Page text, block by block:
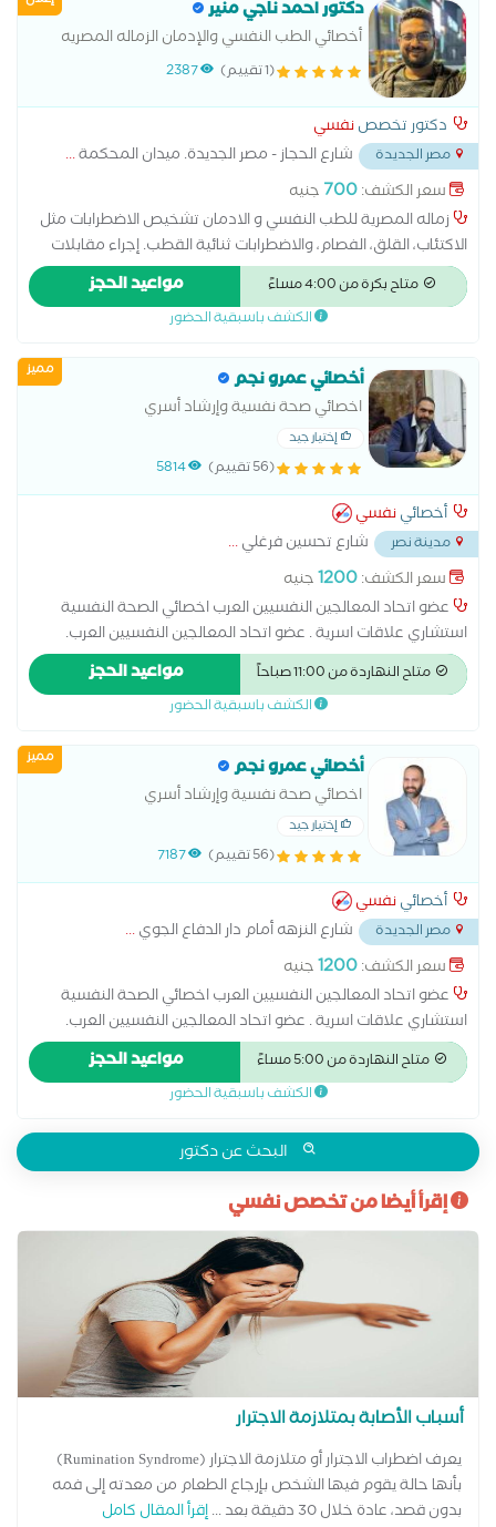
#عضو التحالف العربي لخبراء العلاج النفسي #مدرب معتمد من
شركة تميز للتطوير والتدريب المؤسسي # دبلوم صعوبات التعلم
وتعديل وإدارة السلوك # دبلوم الإرشاد الأسري والنفسي # دبلوم
إعداد مدرب نفسي للأطفال # دبلوم التربية الخاصة # دبلوم
المقاييس النفسية # دبلوم علم النفس الإكلينكي #ماجستير مهني
في الصحة النفسية #دكتوراه مهنية في إدارة الموارد البشرية
دكتور احمد ناجي منير
أخصائي الطب النفسي والإدمان الزماله المصريه
للطب النفسي والإدمان
(1 تقييم) 2387
دكتور تخصصنفسي
مصر الجديدة شارع الحجاز - مصر الجديدة. ميدان المحكمة...
سعر الكشف:700 جنيه
زماله المصرية للطب النفسي و الادمان تشخيص الاضطرابات مثل
الاكتئاب، القلق، الفصام، والاضطرابات ثنائية القطب. إجراء مقابلات
نفسية واستخدام مقاييس تقييم متخصصة. التمييز بين الحالات
النفسية والحالات العضوية ذات الأعراض المشابهة
متاح بكرة من 4:00 مساءً مواعيد الحجز
الكشف باسبقية الحضور
مميز أخصائي عمرو نجم
اخصائي صحة نفسية وإرشاد أسري
إختيار جيد
(56 تقييم) 5814
أخصائينفسي
مدينة نصر شارع تحسين فرغلي...
سعر الكشف:1200جنيه
عضو اتحاد المعالجين النفسيين العرب اخصائي الصحة النفسية
استشاري علاقات اسرية . عضو اتحاد المعالجين النفسيين العرب.
ماجستير مهني الاضطرابات الجنسية من جامعة نيو يورك . دكتوراة
مهنية في علم النفس الاكلينكي . . مدير مركز ملاذ للعلوم النفسية
متاح النهاردة من 11:00 صباحاً مواعيد الحجز
الكشف باسبقية الحضور
مميز أخصائي عمرو نجم
اخصائي صحة نفسية وإرشاد أسري
إختيار جيد
(56 تقييم) 7187
أخصائينفسي
مصر الجديدة شارع النزهه أمام دار الدفاع الجوي...
سعر الكشف:1200جنيه
عضو اتحاد المعالجين النفسيين العرب اخصائي الصحة النفسية
استشاري علاقات اسرية . عضو اتحاد المعالجين النفسيين العرب.
ماجستير مهني الاضطرابات الجنسية من جامعة نيو يورك . دكتوراة
مهنية في علم النفس الاكلينكي . . مدير مركز ملاذ للعلوم النفسية
متاح النهاردة من 5:00 مساءً مواعيد الحجز
الكشف باسبقية الحضور
البحث عن دكتور
إقرأ أيضا من تخصص نفسي
أسباب الأصابة بمتلازمة الاجترار
يعرف اضطراب الاجترار أو متلازمة الاجترار (Rumination Syndrome)
بأنها حالة يقوم فيها الشخص بإرجاع الطعام من معدته إلى فمه
بدون قصد، عادة خلال 30 دقيقة بعد ...
إقرأ المقال كامل